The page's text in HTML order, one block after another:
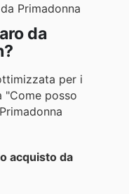
Primadonna
da
per i
"Come posso
acquisto da